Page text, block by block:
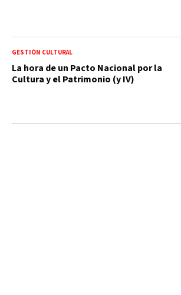
GESTIÓN CULTURAL
La hora de un Pacto Nacional por la
Cultura y el Patrimonio (y IV)